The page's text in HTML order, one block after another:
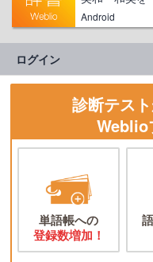
Android
ログイン
診断テス
Weblio
単語帳への
登録数増加！